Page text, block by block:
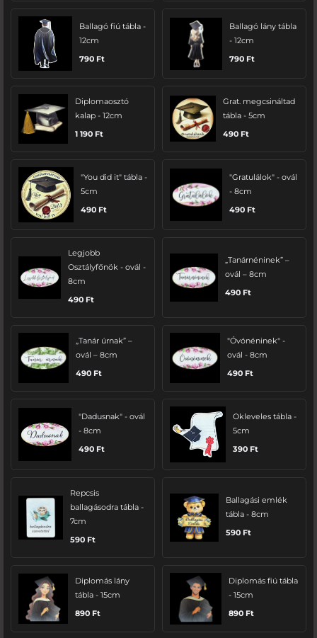
Ballagó fiú tábla -
12cm
790 Ft
Ballagó lány tábla
- 12cm
790 Ft
Diplomaosztó
kalap - 12cm
1 190 Ft
Grat. megcsináltad
tábla - 5cm
490 Ft
"You did it" tábla -
5cm
490 Ft
"Gratulálok" - ovál
- 8cm
490 Ft
Legjobb
Osztályfőnök - ovál -
8cm
490 Ft
„Tanárnéninek” –
ovál – 8cm
490 Ft
„Tanár úrnak” –
ovál – 8cm
490 Ft
"Óvónéninek" -
ovál - 8cm
490 Ft
"Dadusnak" - ovál
- 8cm
490 Ft
Okleveles tábla -
5cm
390 Ft
Repcsis
ballagásodra tábla -
7cm
590 Ft
Ballagási emlék
tábla - 8cm
590 Ft
Diplomás lány
tábla - 15cm
890 Ft
Diplomás fiú tábla
- 15cm
890 Ft